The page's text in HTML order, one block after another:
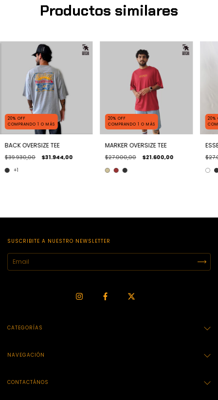
Productos similares
20% OFF
COMPRANDO 1 O MÁS
BACK OVERSIZE TEE
$39.930,00 $31.944,00
+1
20% OFF
COMPRANDO 1 O MÁS
MARKER OVERSIZE TEE
$27.000,00 $21.600,00
20%
SUSCRIBITE A NUESTRO NEWSLETTER
CATEGORÍAS
NAVEGACIÓN
CONTACTÁNOS